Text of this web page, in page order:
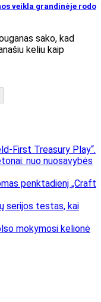
veikla grandinėje rodo
sako, kad
keliu kaip
First Treasury Play“.
nuo nuosavybės
penktadienį „Craft
serijos testas, kai
mokymosi kelionė